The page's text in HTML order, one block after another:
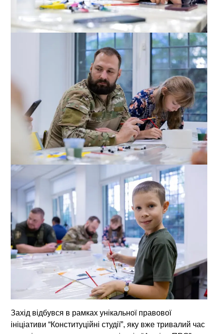
Захід відбувся в рамкахунікальної правової
ініціативи “Конституційні студії”, яку вже тривалий час